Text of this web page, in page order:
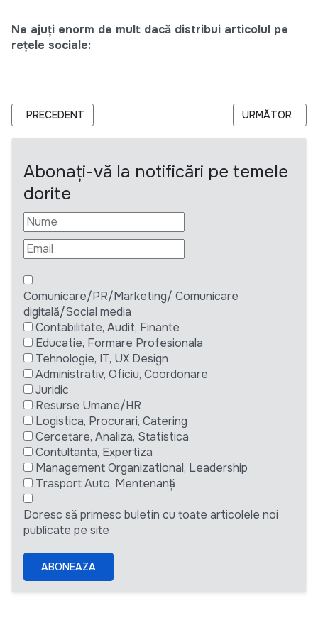
Ne ajuți enorm de mult dacă distribui articolul pe
rețele sociale:
ARTICOL PRECEDENT: ACHIZIȚII TRICICLETE - DORCAS
PRECEDENT ARTICOLUL
URMĂTOR
Abonați-vă la notificări pe temele
dorite
Comunicare/PR/Marketing/ Comunicare
digitală/Social media
Contabilitate, Audit, Finante
Educatie, Formare Profesionala
Tehnologie, IT, UX Design
Administrativ, Oficiu, Coordonare
Juridic
Resurse Umane/HR
Logistica, Procurari, Catering
Cercetare, Analiza, Statistica
Contultanta, Expertiza
Management Organizational, Leadership
Trasport Auto, Mentenanță
Doresc să primesc buletin cu toate articolele noi
publicate pe site
ABONEAZA